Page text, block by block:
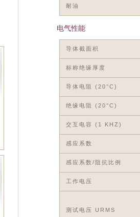
耐油
电气性能
导体截面积
标称绝缘厚度
导体电阻 (20°C)
绝缘电阻 (20°C)
交互电容 (1 KHZ)
感应系数
感应系数/阻抗比例
工作电压
测试电压 URMS